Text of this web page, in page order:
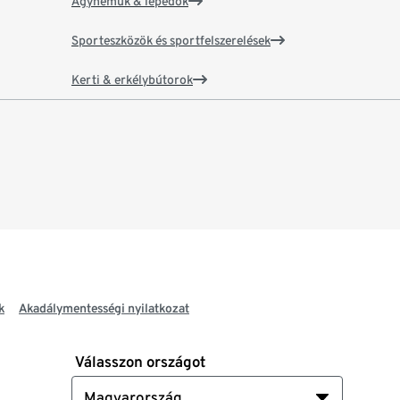
Sporteszközök és sportfelszerelések
Kerti & erkélybútorok
Akadálymentességi nyilatkozat
Válasszon országot